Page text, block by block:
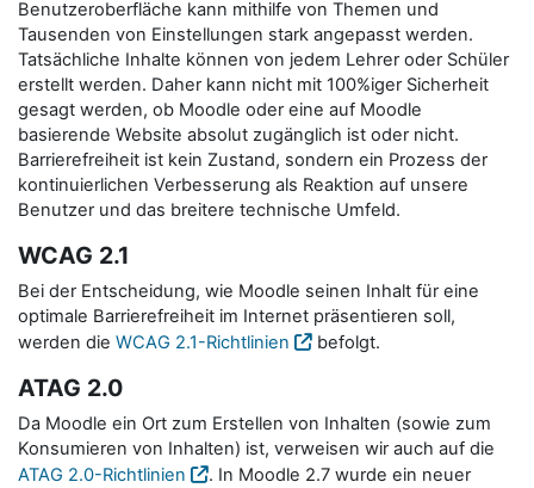
Benutzeroberfläche kann mithilfe von Themen und
Tausenden von Einstellungen stark angepasst werden.
Tatsächliche Inhalte können von jedem Lehrer oder Schüler
erstellt werden. Daher kann nicht mit 100%iger Sicherheit
gesagt werden, ob Moodle oder eine auf Moodle
basierende Website absolut zugänglich ist oder nicht.
Barrierefreiheit ist kein Zustand, sondern ein Prozess der
kontinuierlichen Verbesserung als Reaktion auf unsere
Benutzer und das breitere technische Umfeld.
WCAG 2.1
Bei der Entscheidung, wie Moodle seinen Inhalt für eine
optimale Barrierefreiheit im Internet präsentieren soll,
werden die WCAG 2.1-Richtlinien befolgt.
ATAG 2.0
Da Moodle ein Ort zum Erstellen von Inhalten (sowie zum
Konsumieren von Inhalten) ist, verweisen wir auch auf die
ATAG 2.0-Richtlinien
. In Moodle 2.7 wurde ein neuer